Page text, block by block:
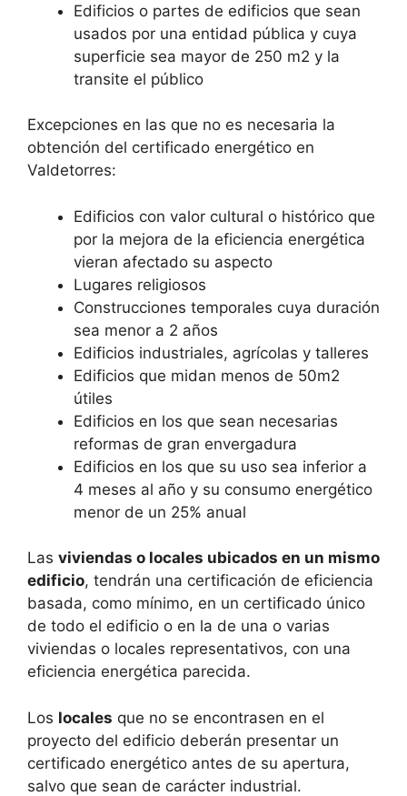
Edificios o partes de edificios que sean
usados por una entidad pública y cuya
superficie sea mayor de 250 m2 y la
transite el público
Excepciones en las que no es necesaria la
obtención del certificado energético en
Valdetorres:
Edificios con valor cultural o histórico que
por la mejora de la eficiencia energética
vieran afectado su aspecto
Lugares religiosos
Construcciones temporales cuya duración
sea menor a 2 años
Edificios industriales, agrícolas y talleres
Edificios que midan menos de 50m2
útiles
Edificios en los que sean necesarias
reformas de gran envergadura
Edificios en los que su uso sea inferior a
4 meses al año y su consumo energético
menor de un 25% anual
Las viviendas o locales ubicados en un mismo
edificio, tendrán una certificación de eficiencia
basada, como mínimo, en un certificado único
de todo el edificio o en la de una o varias
viviendas o locales representativos, con una
eficiencia energética parecida.
Los locales que no se encontrasen en el
proyecto del edificio deberán presentar un
certificado energético antes de su apertura,
salvo que sean de carácter industrial.